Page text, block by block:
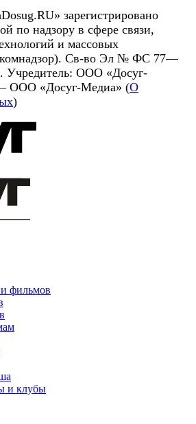
зарегистрировано
по надзору в сфере связи,
и массовых
Св-во Эл № ФС 77—
Учредитель: ООО «Досуг-
ООО «Досуг-Медиа» (О
)
фильмов
и клубы